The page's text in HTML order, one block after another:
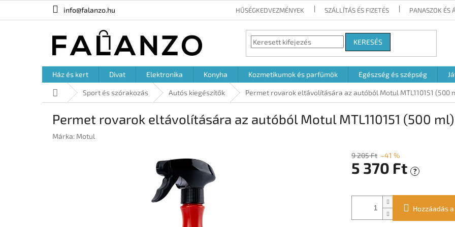
info@falanzo.hu HŰSÉGKEDVEZMÉNYEK SZÁLLÍTÁS ÉS FIZETÉS PANASZOK ÉS
KERESÉS
Ház és kert Divat Elektronika Konyha Kozmetikumok és parfümök Egészség és szépség
KezdőlapSport és szórakozás Autós kiegészítők Permet rovarok eltávolítására az autóból Motul MTL110151 (500
Permet rovarok eltávolítására az autóból Motul MTL110151 (500 ml)
Márka: Motul
9 205 Ft –41 %
5 370 Ft ?
Hozzáadás